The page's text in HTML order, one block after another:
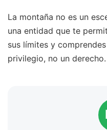
La montaña no es un
una entidad que te
sus límites y
privilegio, no un derecho.